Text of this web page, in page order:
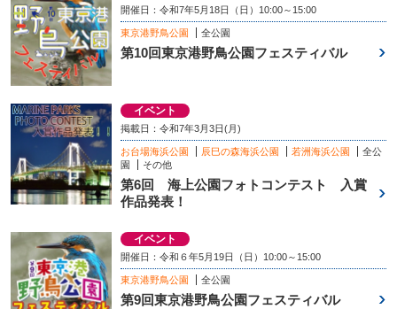
開催日：令和7年5月18日（日）10:00～15:00
東京港野鳥公園 全公園
第10回東京港野鳥公園フェスティバル
イベント
掲載日：令和7年3月3日(月)
お台場海浜公園 辰巳の森海浜公園 若洲海浜公園
全公
園
その他
第6回 海上公園フォトコンテスト 入賞
作品発表！
イベント
開催日：令和６年5月19日（日）10:00～15:00
東京港野鳥公園 全公園
第9回東京港野鳥公園フェスティバル